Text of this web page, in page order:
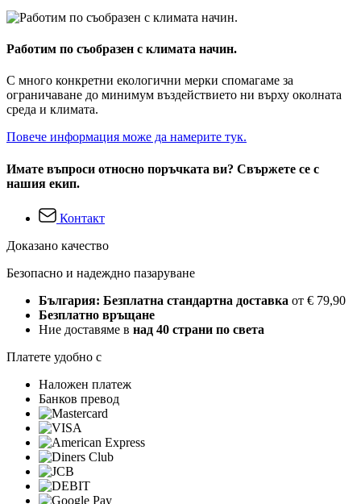
Работим по съобразен с климата начин.
С много конкретни екологични мерки спомагаме за
ограничаване до минимум въздействието ни върху околната
среда и климата.
Повече информация може да намерите тук.
Имате въпроси относно поръчката ви? Свържете се с
нашия екип.
Контакт
Доказано качество
Безопасно и надеждно пазаруване
България: Безплатна стандартна доставка от € 79,90
Безплатно връщане
Ние доставяме в над 40 страни по света
Платете удобно с
Наложен платеж
Банков превод